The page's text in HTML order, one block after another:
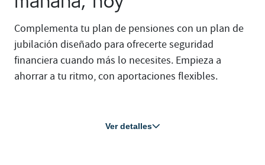
Complementa tu plan de pensiones con un plan de
jubilación diseñado para ofrecerte seguridad
financiera cuando más lo necesites. Empieza a
ahorrar a tu ritmo, con aportaciones flexibles.
Ver detalles